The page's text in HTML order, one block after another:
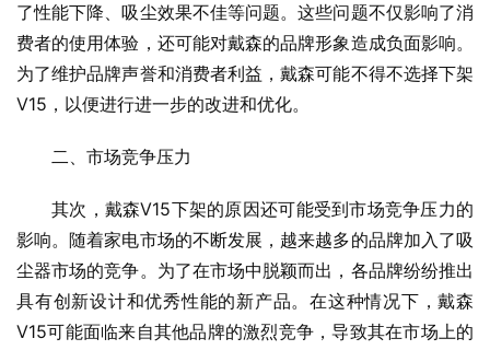
了性能下降、吸尘效果不佳等问题。这些问题不仅影响了消
费者的使用体验，还可能对戴森的品牌形象造成负面影响。
为了维护品牌声誉和消费者利益，戴森可能不得不选择下架
V15，以便进行进一步的改进和优化。
二、市场竞争压力
其次，戴森V15下架的原因还可能受到市场竞争压力的
影响。随着家电市场的不断发展，越来越多的品牌加入了吸
尘器市场的竞争。为了在市场中脱颖而出，各品牌纷纷推出
具有创新设计和优秀性能的新产品。在这种情况下，戴森
V15可能面临来自其他品牌的激烈竞争，导致其在市场上的